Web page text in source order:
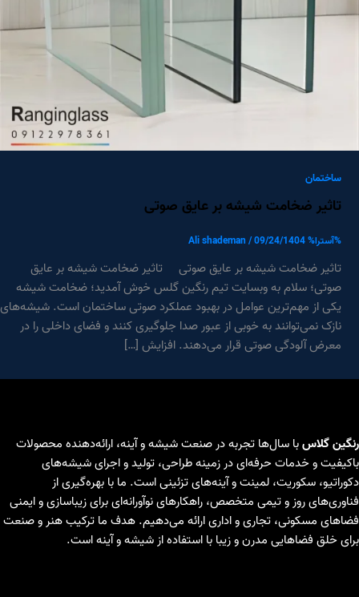
ساختمان
تاثیر ضخامت شیشه بر عایق صوتی
%آسترا% Ali shademan/09/24/1404
تاثیر ضخامت شیشه بر عایق صوتی تاثیر ضخامت شیشه بر عایق
صوتی؛ سلام به وبسایت تیم رنگین گلس خوش آمدید؛ ضخامت شیشه
یکی از مهم‌ترین عوامل در بهبود عملکرد صوتی ساختمان است. شیشه‌های
نازک نمی‌توانند به خوبی از عبور صدا جلوگیری کنند و فضای داخلی را در
معرض آلودگی صوتی قرار می‌دهند. افزایش […]
رنگین گلاسبا سال‌ها تجربه در صنعت شیشه و آینه، ارائه‌دهنده محصولات
باکیفیت و خدمات حرفه‌ای در زمینه طراحی، تولید و اجرای شیشه‌های
دکوراتیو، سکوریت، لمینت و آینه‌های تزئینی است. ما با بهره‌گیری از
فناوری‌های روز و تیمی متخصص، راهکارهای نوآورانه‌ای برای زیباسازی و ایمنی
فضاهای مسکونی، تجاری و اداری ارائه می‌دهیم. هدف ما ترکیب هنر و صنعت
برای خلق فضاهایی مدرن و زیبا با استفاده از شیشه و آینه است.